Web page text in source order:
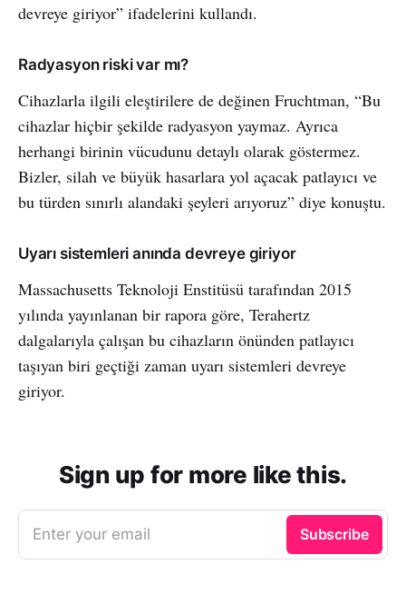
devreye giriyor” ifadelerini kullandı.
Radyasyon riski var mı?
Cihazlarla ilgili eleştirilere de değinen Fruchtman, “Bu
cihazlar hiçbir şekilde radyasyon yaymaz. Ayrıca
herhangi birinin vücudunu detaylı olarak göstermez.
Bizler, silah ve büyük hasarlara yol açacak patlayıcı ve
bu türden sınırlı alandaki şeyleri arıyoruz” diye konuştu.
Uyarı sistemleri anında devreye giriyor
Massachusetts Teknoloji Enstitüsü tarafından 2015
yılında yayınlanan bir rapora göre, Terahertz
dalgalarıyla çalışan bu cihazların önünden patlayıcı
taşıyan biri geçtiği zaman uyarı sistemleri devreye
giriyor.
Sign up for more like this.
Enter your email Subscribe